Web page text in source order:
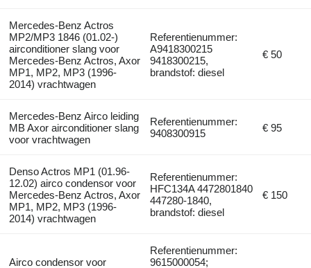
Mercedes-Benz Actros
MP2/MP3 1846 (01.02-)
airconditioner slang voor
Mercedes-Benz Actros, Axor
MP1, MP2, MP3 (1996-
2014) vrachtwagen
Referentienummer:
A9418300215
9418300215,
brandstof: diesel
€ 50
Mercedes-Benz Airco leiding
MB Axor airconditioner slang
voor vrachtwagen
Referentienummer:
9408300915
€ 95
Denso Actros MP1 (01.96-
12.02) airco condensor voor
Mercedes-Benz Actros, Axor
MP1, MP2, MP3 (1996-
2014) vrachtwagen
Referentienummer:
HFC134A 4472801840
447280-1840,
brandstof: diesel
€ 150
Airco condensor voor
Referentienummer:
9615000054;